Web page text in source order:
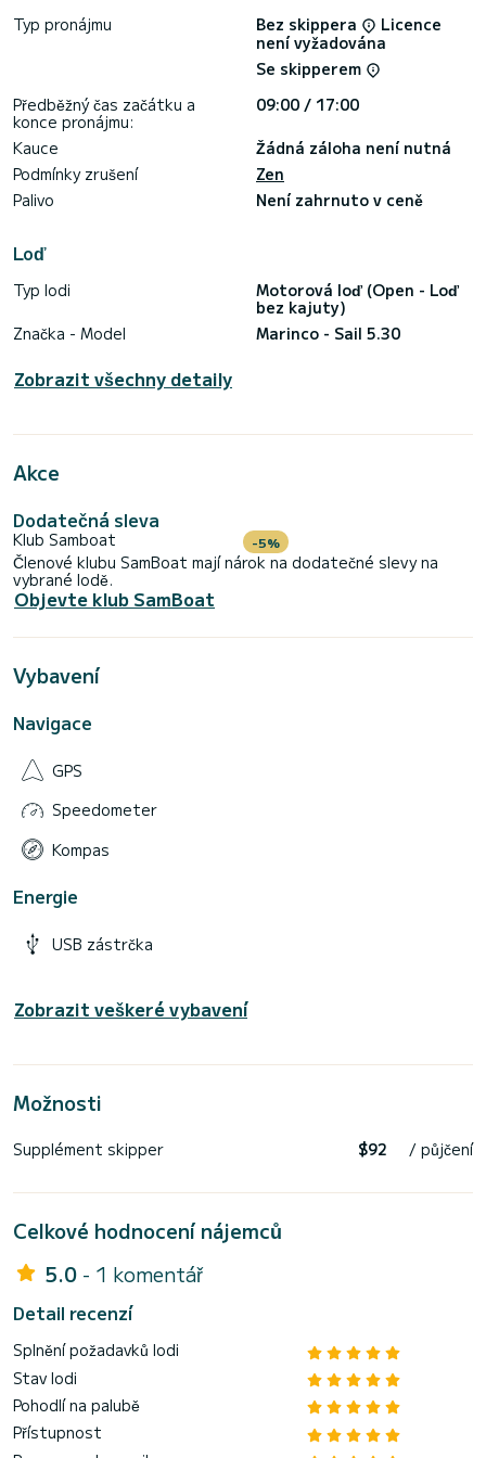
Typ pronájmu Bez skippera
Licence
není vyžadována
Se skipperem
Předběžný čas začátku a
konce pronájmu:
09:00 / 17:00
Kauce
Žádná záloha není nutná
Podmínky zrušení
Zen
Palivo
Není zahrnuto v ceně
Loď
Typ lodi
Motorová loď (Open - Loď
bez kajuty)
Značka - Model
Marinco - Sail 5.30
Zobrazit všechny detaily
Akce
Dodatečná sleva
Klub Samboat -5%
Členové klubu SamBoat mají nárok na dodatečné slevy na
vybrané lodě.
Objevte klub SamBoat
Vybavení
Navigace
GPS
Speedometer
Kompas
Energie
USB zástrčka
Zobrazit veškeré vybavení
Možnosti
Supplément skipper $92 / půjčení
Celkové hodnocení nájemců
5.0 - 1 komentář
Detail recenzí
Splnění požadavků lodi
Stav lodi
Pohodlí na palubě
Přístupnost